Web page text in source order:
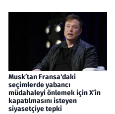
Musk’tan Fransa'daki
seçimlerde yabancı
müdahaleyi önlemek için X’in
kapatılmasını isteyen
siyasetçiye tepki